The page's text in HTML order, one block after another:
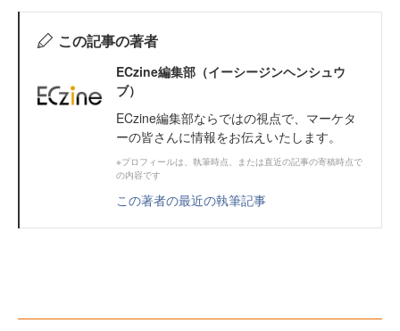
この記事の著者
ECzine編集部（イーシージンヘンシュウ
ブ）
ECzine編集部ならではの視点で、マーケタ
ーの皆さんに情報をお伝えいたします。
※プロフィールは、執筆時点、または直近の記事の寄稿時点で
の内容です
この著者の最近の執筆記事